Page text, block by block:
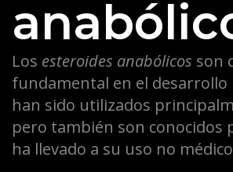
Los esteroides anabólicos son
fundamental en el desarrollo
han sido utilizados
pero también son conocidos
ha llevado a su uso no